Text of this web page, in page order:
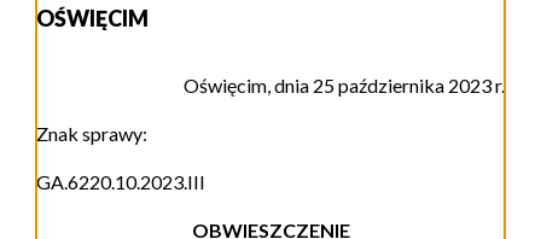
OŚWIĘCIM
Oświęcim, dnia 25 października 2023 r.
Znak sprawy:
GA.6220.10.2023.III
OBWIESZCZENIE